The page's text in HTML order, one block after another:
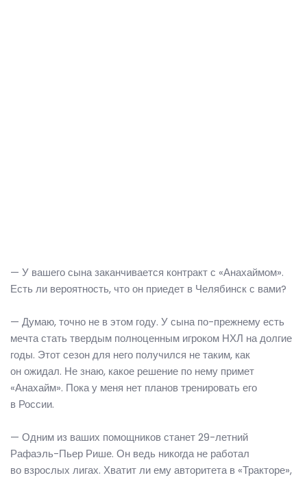
— У вашего сына заканчивается контракт с «Анахаймом».
Есть ли вероятность, что он приедет в Челябинск с вами?
— Думаю, точно не в этом году. У сына по-прежнему есть
мечта стать твердым полноценным игроком НХЛ на долгие
годы. Этот сезон для него получился не таким, как
он ожидал. Не знаю, какое решение по нему примет
«Анахайм». Пока у меня нет планов тренировать его
в России.
— Одним из ваших помощников станет 29-летний
Рафаэль-Пьер Рише. Он ведь никогда не работал
во взрослых лигах. Хватит ли ему авторитета в «Тракторе»,